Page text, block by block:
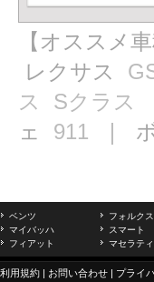
【オススメ
レクサス
ス
Sクラス
ェ 911 ｜
ベンツ フォルク
マイバッハ
スマート
フィアット
マセラティ
利用規約 | お問い合わせ | プライ